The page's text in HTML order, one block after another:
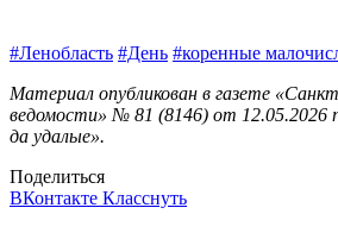
#Ленобласть #День #коренные
Материал опубликован в газете
ведомости» № 81 (8146) от 12.05.2026
да удалые».
Поделиться
ВКонтакте Класснуть